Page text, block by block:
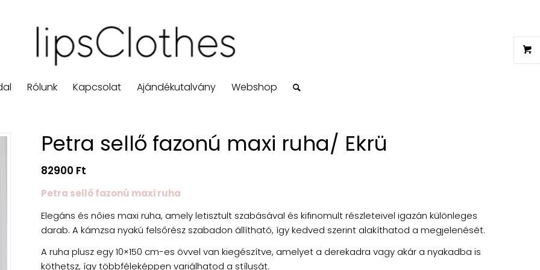
Rólunk Kapcsolat Ajándékutalvány Webshop
Petra sellő fazonú maxi ruha/ Ekrü
82900 Ft
Petra sellő fazonú maxi ruha
Elegáns és nőies maxi ruha, amely letisztult szabásával és kifinomult részleteivel igazán különleges
darab. A kámzsa nyakú felsőrész szabadon állítható, így kedved szerint alakíthatod a megjelenését.
A ruha plusz egy 10×150 cm-es övvel van kiegészítve, amelyet a derekadra vagy akár a nyakadba is
köthetsz, így többféleképpen variálhatod a stílusát.